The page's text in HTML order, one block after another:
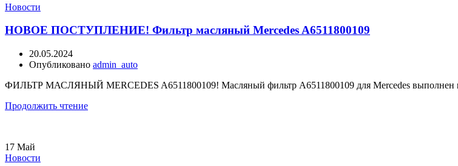
Новости
НОВОЕ ПОСТУПЛЕНИЕ! Фильтр масляный Mercedes A6511800109
20.05.2024
Опубликовано admin_auto
ФИЛЬТР МАСЛЯНЫЙ MERCEDES A6511800109! Масляный фильтр A6511800109 для Mercedes выполнен
Продолжить чтение
17 Май
Новости